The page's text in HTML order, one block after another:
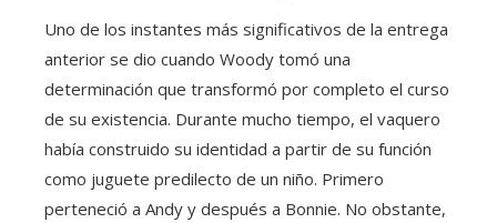
Uno de los instantes más significativos de la entrega
anterior se dio cuando Woody tomó una
determinación que transformó por completo el curso
de su existencia. Durante mucho tiempo, el vaquero
había construido su identidad a partir de su función
como juguete predilecto de un niño. Primero
perteneció a Andy y después a Bonnie. No obstante,